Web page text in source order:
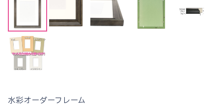
水彩オーダーフレーム